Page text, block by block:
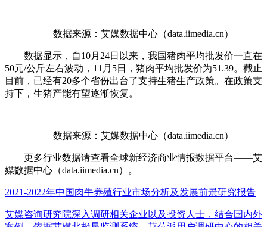
数据来源：艾媒数据中心（data.iimedia.cn）
数据显示，自10月24日以来，我国猪肉平均批发价一直在
50元/公斤左右波动，11月5日，猪肉平均批发价为51.39。截止
目前，已经有20多个省份出台了支持生猪生产政策。在政策支
持下，生猪产能有望逐渐恢复。
数据来源：艾媒数据中心（data.iimedia.cn）
更多行业数据请查看全球新经济商业情报数据平台——艾
媒数据中心（data.iimedia.cn）。
2021-2022年中国肉牛养殖行业市场分析及发展前景研究报告
艾媒咨询研究院深入调研相关企业以及投资人士，结合国内外